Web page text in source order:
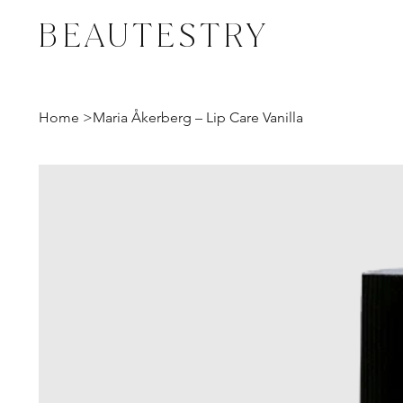
BEAUTESTRY
Home >Maria Åkerberg – Lip Care Vanilla